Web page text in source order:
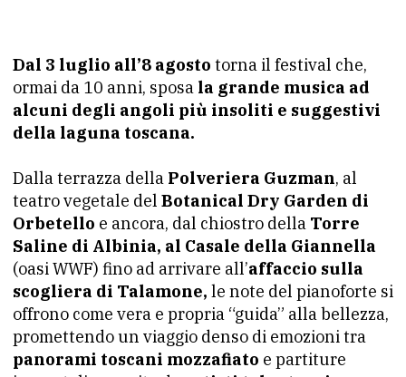
Dal 3 luglio all’8 agosto torna il festival che,
ormai da 10 anni, sposa la grande musica ad
alcuni degli angoli più insoliti e suggestivi
della laguna toscana.
Dalla terrazza della Polveriera Guzman, al
teatro vegetale del Botanical Dry Garden di
Orbetello e ancora, dal chiostro della Torre
Saline di Albinia, al Casale della Giannella
(oasi WWF) fino ad arrivare all’affaccio sulla
scogliera di Talamone, le note del pianoforte si
offrono come vera e propria “guida” alla bellezza,
promettendo un viaggio denso di emozioni tra
panorami toscani mozzafiato e partiture